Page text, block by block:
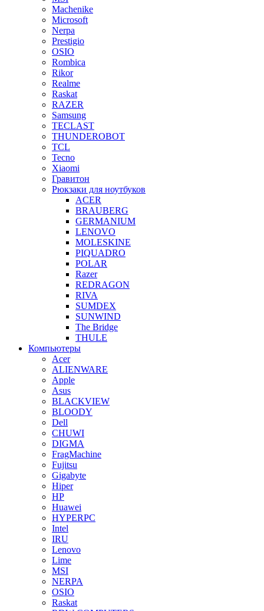
Machenike
Microsoft
Nerpa
Prestigio
OSIO
Rombica
Rikor
Realme
Raskat
RAZER
Samsung
TECLAST
THUNDEROBOT
TCL
Tecno
Xiaomi
Гравитон
Рюкзаки для ноутбуков
ACER
BRAUBERG
GERMANIUM
LENOVO
MOLESKINE
PIQUADRO
POLAR
Razer
REDRAGON
RIVA
SUMDEX
SUNWIND
The Bridge
THULE
Компьютеры
Acer
ALIENWARE
Apple
Asus
BLACKVIEW
BLOODY
Dell
CHUWI
DIGMA
FragMachine
Fujitsu
Gigabyte
Hiper
HP
Huawei
HYPERPC
Intel
IRU
Lenovo
Lime
MSI
NERPA
OSIO
Raskat